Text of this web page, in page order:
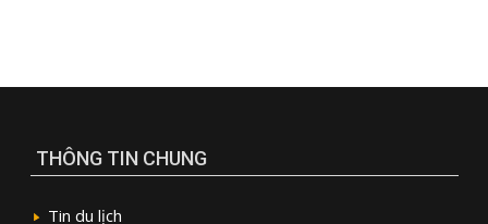
THÔNG TIN CHUNG
Tin du lịch